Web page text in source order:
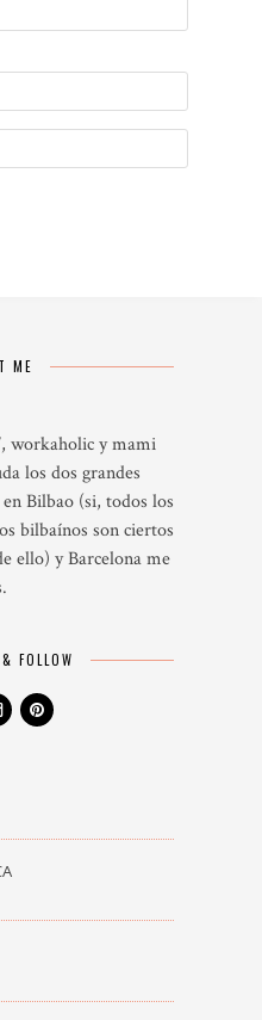
ME
workaholic y mami
los dos grandes
Bilbao (si, todos los
bilbaínos son ciertos
ello) y Barcelona me
FOLLOW